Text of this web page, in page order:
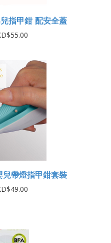
指甲鉗 配安全蓋
兒帶燈指甲鉗套裝